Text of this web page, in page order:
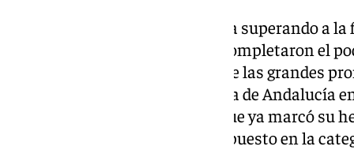
Ana Gross se alzó con la victoria superando a
sueca Mila Tiemann, quienes completaron el
actuación la convierte en una de las grandes
como la segunda mejor jugadora de Andalucía
Este éxito refuerza el camino que ya marcó su
año pasado consiguió el tercer puesto en la